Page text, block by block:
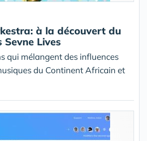
à la découvert du
Sevne Lives
qui mélangent des influences
du Continent Africain et